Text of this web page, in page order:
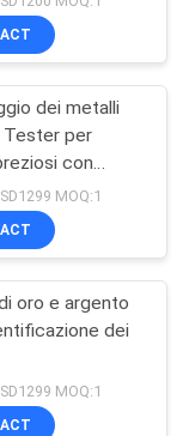
dei metalli
Tester per
con
di misurazione
MOQ:1
oro e argento
dei
MOQ:1